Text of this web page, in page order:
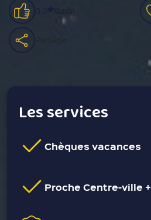
Les services
Chèques vacances
Proche Centre-ville +